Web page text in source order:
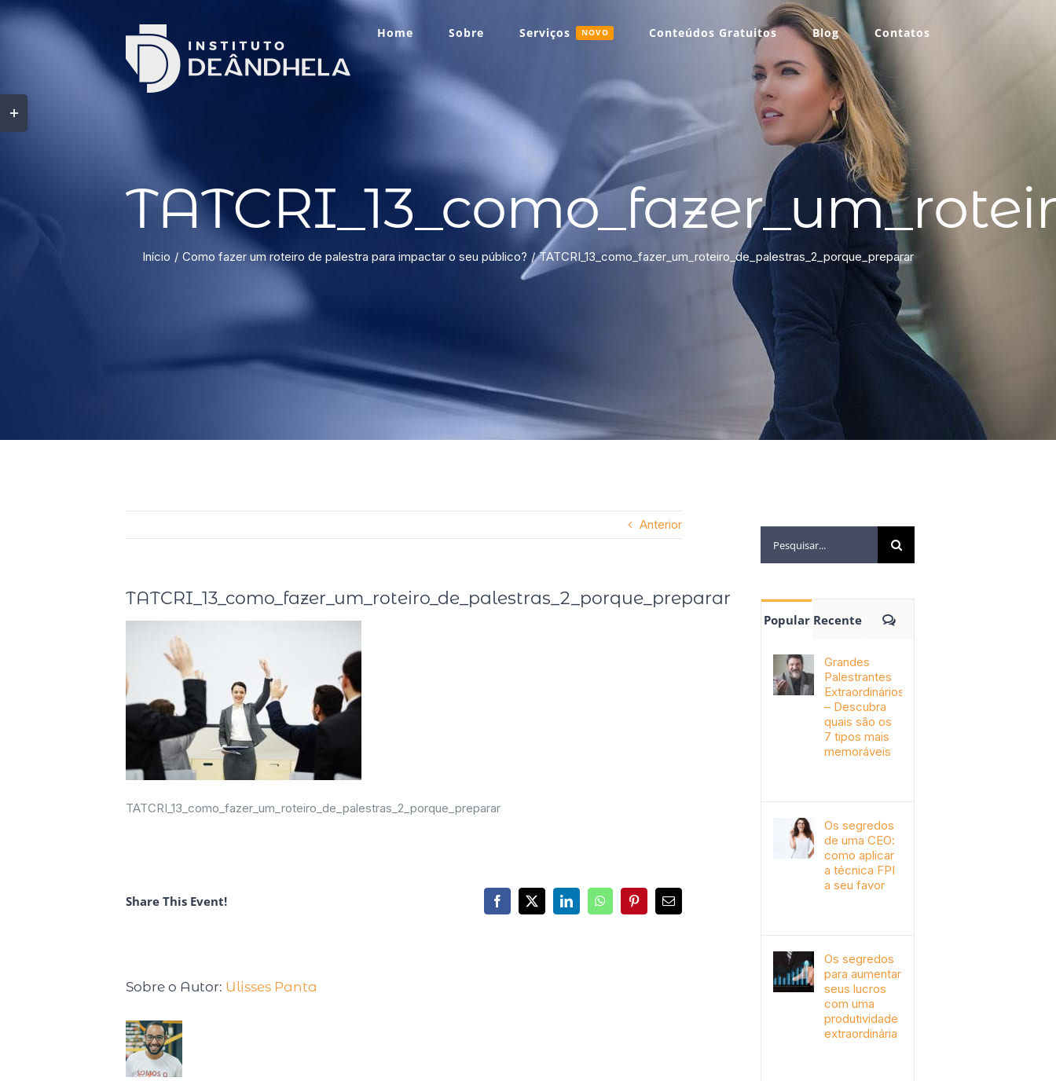
Home Sobre Serviços NOVO Conteúdos Gratuitos Blog Contatos
Início Como fazer um roteiro de palestra para impactar o seu público? TATCRI_13_como_fazer_um_roteiro_de_palestras_2_porque_preparar
Anterior
TATCRI_13_como_fazer_um_roteiro_de_palestras_2_porque_preparar
TATCRI_13_como_fazer_um_roteiro_de_palestras_2_porque_preparar
Share This Event!
Sobre o Autor: Ulisses Panta
Popular Recente
Grandes
Palestrantes
Extraordinários
– Descubra
quais são os
7 tipos mais
memoráveis
Os segredos
de uma CEO:
como aplicar
a técnica FPI
a seu favor
Os segredos
para aumentar
seus lucros
com uma
produtividade
extraordinária